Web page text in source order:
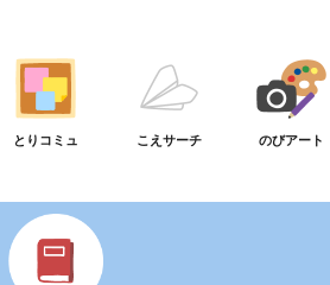
とりコミュ こえサーチ のびアート